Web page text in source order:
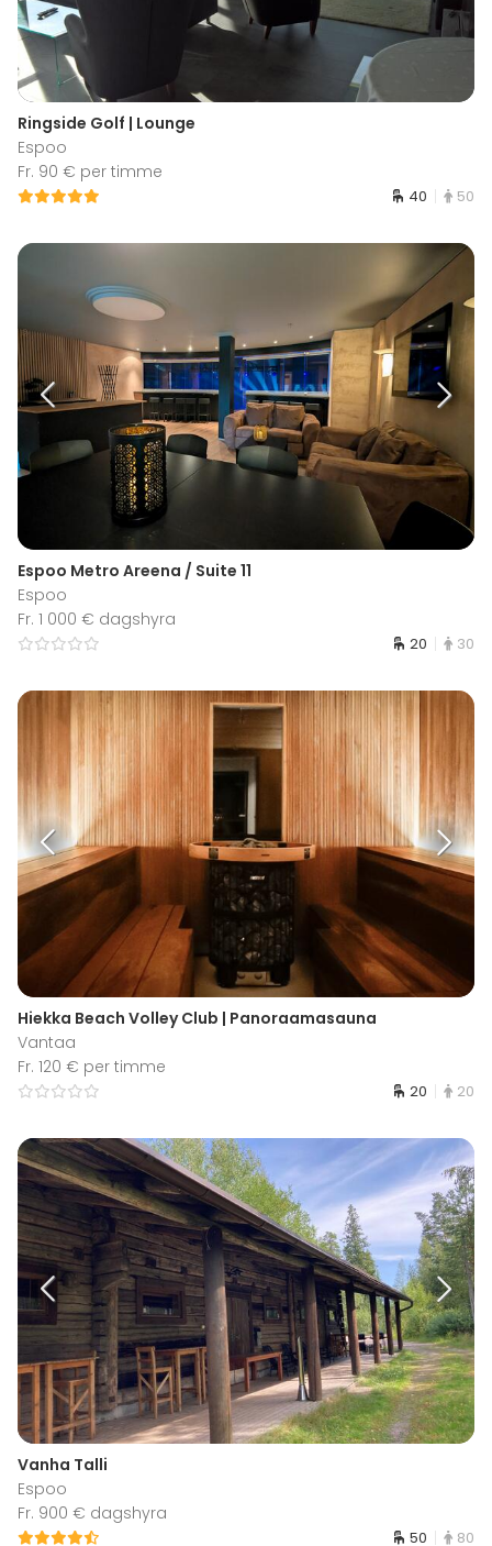
Ringside Golf | Lounge
Espoo
Fr. 90 € per timme
40 50
Espoo Metro Areena / Suite 11
Espoo
Fr. 1 000 € dagshyra
20 30
Hiekka Beach Volley Club | Panoraamasauna
Vantaa
Fr. 120 € per timme
20 20
Vanha Talli
Espoo
Fr. 900 € dagshyra
50 80